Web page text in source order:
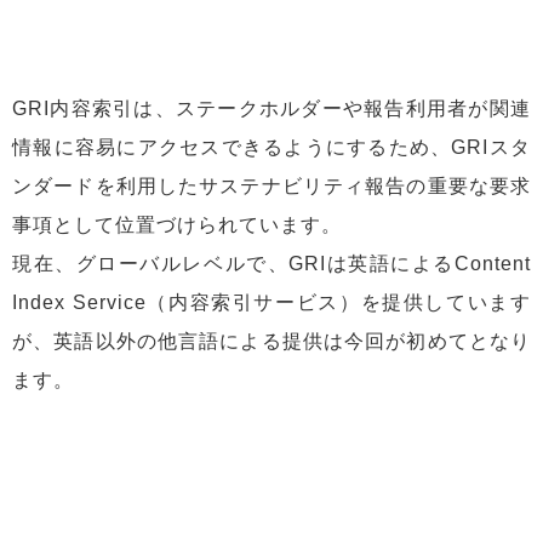
GRI内容索引は、ステークホルダーや報告利用者が関連
情報に容易にアクセスできるようにするため、GRIスタ
ンダードを利用したサステナビリティ報告の重要な要求
事項として位置づけられています。
現在、グローバルレベルで、GRIは英語によるContent
Index Service（内容索引サービス）を提供しています
が、英語以外の他言語による提供は今回が初めてとなり
ます。